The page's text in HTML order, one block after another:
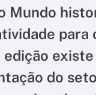
Mundo
para
edição
do